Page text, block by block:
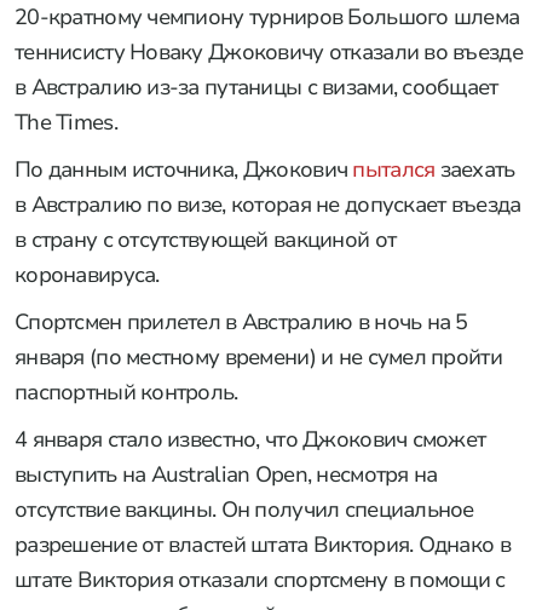
20-кратному чемпиону турниров Большого шлема
теннисисту Новаку Джоковичу отказали во въезде
в Австралию из-за путаницы с визами, сообщает
The Times.
По данным источника, Джокович пытался заехать
в Австралию по визе, которая не допускает въезда
в страну с отсутствующей вакциной от
коронавируса.
Спортсмен прилетел в Австралию в ночь на 5
января (по местному времени) и не сумел пройти
паспортный контроль.
4 января стало известно, что Джокович сможет
выступить на Australian Open, несмотря на
отсутствие вакцины. Он получил специальное
разрешение от властей штата Виктория. Однако в
штате Виктория отказали спортсмену в помощи с